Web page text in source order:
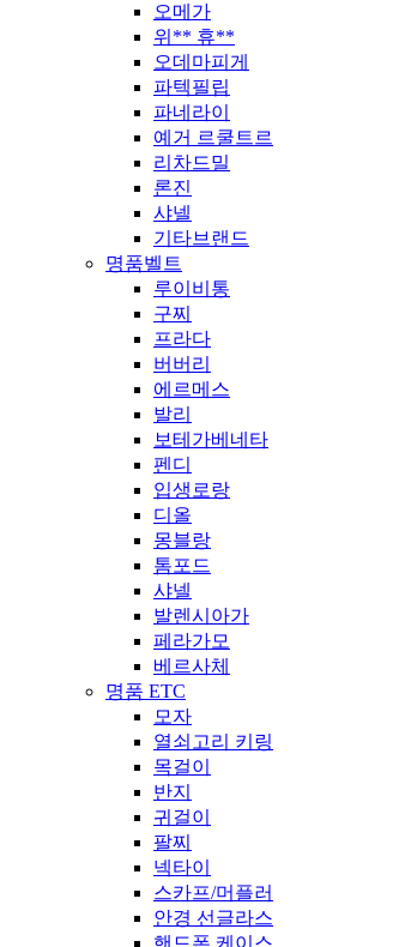
오메가
위** 휴**
오데마피게
파텍필립
파네라이
예거 르쿨트르
리차드밀
론진
샤넬
기타브랜드
명품벨트
루이비통
구찌
프라다
버버리
에르메스
발리
보테가베네타
펜디
입생로랑
디올
몽블랑
톰포드
샤넬
발렌시아가
페라가모
베르사체
명품 ETC
모자
열쇠고리 키링
목걸이
반지
귀걸이
팔찌
넥타이
스카프/머플러
안경 선글라스